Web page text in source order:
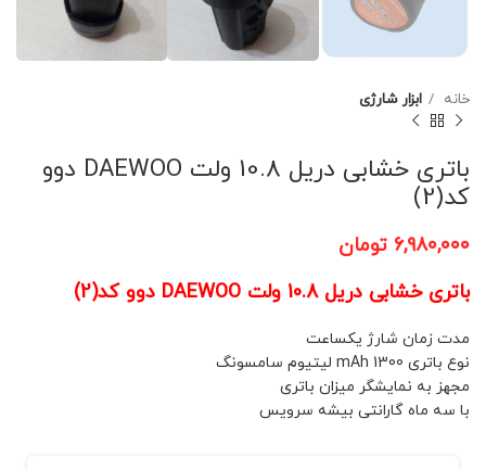
خانه ابزار شارژی
باتری خشابی دریل 10.8 ولت DAEWOO دوو
کد(2)
۶,۹۸۰,۰۰۰ تومان
باتری خشابی دریل 10.8 ولت DAEWOO دوو کد(2)
مدت زمان شارژ یکساعت
نوع باتری 1300 mAh لیتیوم سامسونگ
مجهز به نمایشگر میزان باتری
با سه ماه گارانتی بیشه سرویس